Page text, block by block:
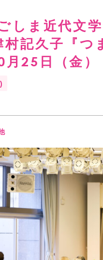
ま近代文
記久子『つ
25日（金）